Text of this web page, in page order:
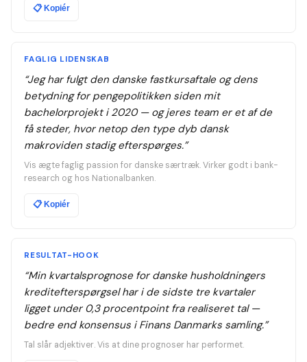
📋Kopiér
FAGLIG LIDENSKAB
“Jeg har fulgt den danske fastkursaftale og dens
betydning for pengepolitikken siden mit
bachelorprojekt i 2020 — og jeres team er et af de
få steder, hvor netop den type dyb dansk
makroviden stadig efterspørges.”
Vis ægte faglig passion for danske særtræk. Virker godt i bank-
research og hos Nationalbanken.
📋Kopiér
RESULTAT-HOOK
“Min kvartalsprognose for danske husholdningers
kreditefterspørgsel har i de sidste tre kvartaler
ligget under 0,3 procentpoint fra realiseret tal —
bedre end konsensus i Finans Danmarks samling.”
Tal slår adjektiver. Vis at dine prognoser har performet.